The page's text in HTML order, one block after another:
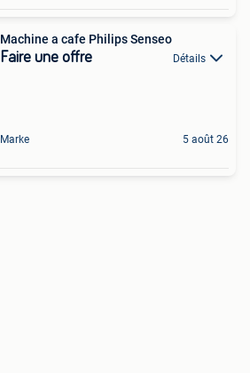
Machine a cafe Philips Senseo
Faire une offre Détails
Marke 5 août 26